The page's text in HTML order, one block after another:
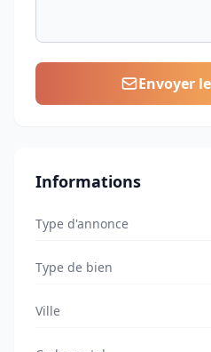
Envoyer
Informations
Type d'annonce
Type de bien
Ville